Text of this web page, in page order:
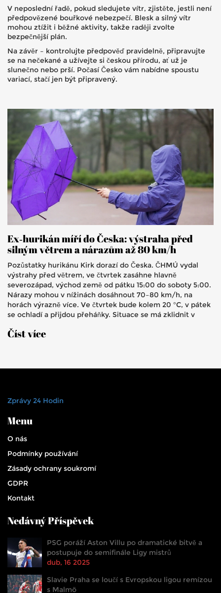
V neposlední řadě, pokud sledujete vítr, zjistěte, jestli není
předpovězené bouřkové nebezpečí. Blesk a silný vítr
mohou ztížit i běžné aktivity, takže raději zvolte
bezpečnější plán.
Na závěr – kontrolujte předpověď pravidelně, připravujte
se na nečekané a užívejte si českou přírodu, ať už je
slunečno nebo prší. Počasí Česko vám nabídne spoustu
variací, stačí jen být připravený.
Ex‑hurikán míří do Česka: výstraha před
silným větrem a nárazům až 80 km/h
Pozůstatky hurikánu Kirk dorazí do Česka. ČHMÚ vydal
výstrahy před větrem, ve čtvrtek zasáhne hlavně
severozápad, východ země od pátku 15:00 do soboty 5:00.
Nárazy mohou v nížinách dosáhnout 70–80 km/h, na
horách výrazně více. Ve čtvrtek bude kolem 20 °C, v pátek
se ochladí a přijdou přeháňky. Situace se má zklidnit v
Číst více
Zprávy 24 Hodin
Menu
O nás
Podmínky používání
Zásady ochrany soukromí
GDPR
Kontakt
Nedávný Příspěvek
PSG poráží Aston Villu po dramatické bitvě a
postupuje do semifinále Ligy mistrů
dub, 16 2025
Slavie Praha se loučí s Evropskou ligou remízou
s Malmö